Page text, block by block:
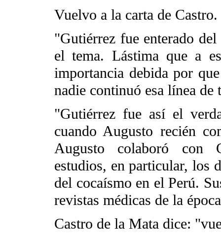
Vuelvo a la carta de Castro.
"Gutiérrez fue enterado
el tema. Lástima que a
importancia debida por
nadie continuó esa línea de
"Gutiérrez fue así el
cuando Augusto recién
Augusto colaboró con
estudios, en particular, los
del cocaísmo en el Perú.
revistas médicas de la
Castro de la Mata dice: